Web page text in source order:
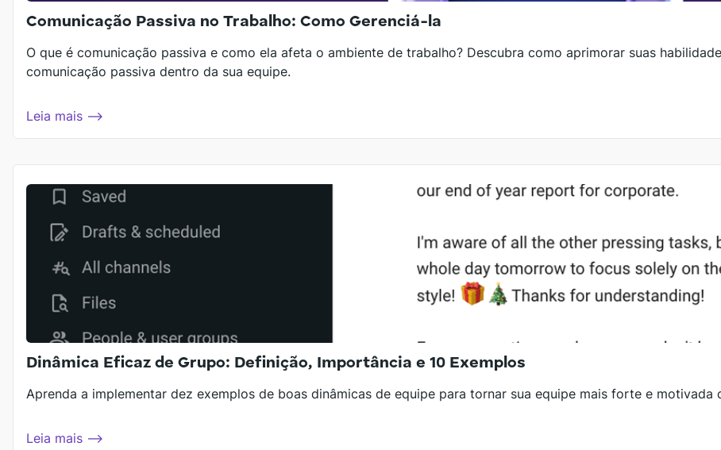
Comunicação Passiva no Trabalho: Como Gerenciá-la
O que é comunicação passiva e como ela afeta o ambiente de trabalho? Descubra como aprimorar suas
comunicação passiva dentro da sua equipe.
Leia mais ⟶
Dinâmica Eficaz de Grupo: Definição, Importância e 10 Exemplos
Aprenda a implementar dez exemplos de boas dinâmicas de equipe para tornar sua equipe mais forte e motivada
Leia mais ⟶